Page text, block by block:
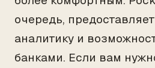
очередь,
аналитику и
банками. Если вам